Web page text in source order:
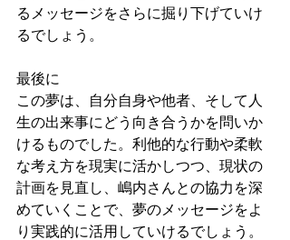
るメッセージをさらに掘り下げていけ
るでしょう。
最後に
この夢は、自分自身や他者、そして人
生の出来事にどう向き合うかを問いか
けるものでした。利他的な行動や柔軟
な考え方を現実に活かしつつ、現状の
計画を見直し、嶋内さんとの協力を深
めていくことで、夢のメッセージをよ
り実践的に活用していけるでしょう。